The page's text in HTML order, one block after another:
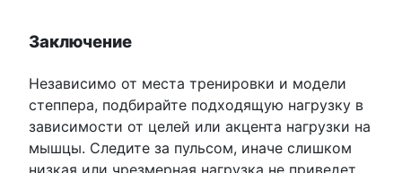
Заключение
Независимо от места тренировки и модели
степпера, подбирайте подходящую нагрузку в
зависимости от целей или акцента нагрузки на
мышцы. Следите за пульсом, иначе слишком